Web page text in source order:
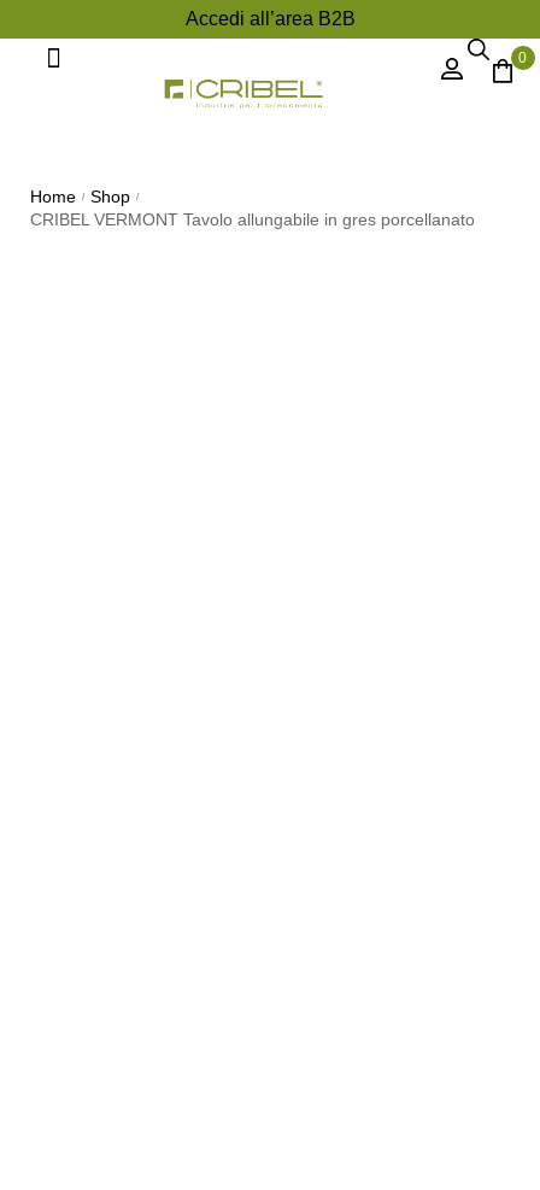
Accedi all’area B2B
0
Home / Shop /
CRIBEL VERMONT Tavolo allungabile in gres porcellanato